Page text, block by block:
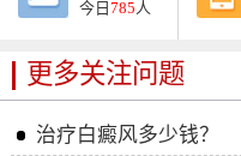
今日785 人
更多关注问题
治疗白癜风多少钱？